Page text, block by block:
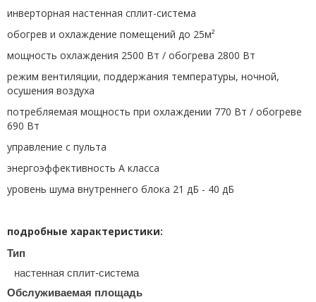
инверторная настенная сплит-система
обогрев и охлаждение помещений до 25м²
мощность охлаждения 2500 Вт / обогрева 2800 Вт
режим вентиляции, поддержания температуры, ночной,
осушения воздуха
потребляемая мощность при охлаждении 770 Вт / обогреве
690 Вт
управление с пульта
энергоэффективность A класса
уровень шума внутреннего блока 21 дБ - 40 дБ
подробные характеристики:
Тип
настенная сплит-система
Обслуживаемая площадь